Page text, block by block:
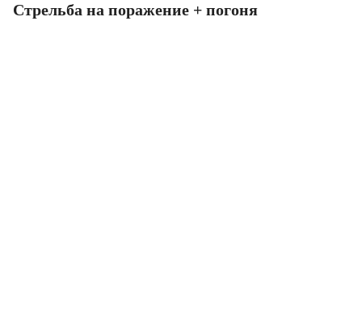
Стрельба на поражение + погоня